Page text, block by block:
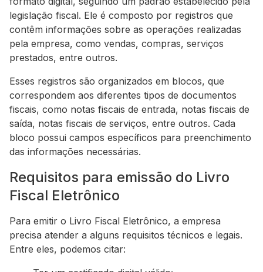
legislação fiscal. Ele é composto por registros que
contêm informações sobre as operações realizadas
pela empresa, como vendas, compras, serviços
prestados, entre outros.
Esses registros são organizados em blocos, que
correspondem aos diferentes tipos de documentos
fiscais, como notas fiscais de entrada, notas fiscais de
saída, notas fiscais de serviços, entre outros. Cada
bloco possui campos específicos para preenchimento
das informações necessárias.
Requisitos para emissão do Livro
Fiscal Eletrônico
Para emitir o Livro Fiscal Eletrônico, a empresa
precisa atender a alguns requisitos técnicos e legais.
Entre eles, podemos citar: